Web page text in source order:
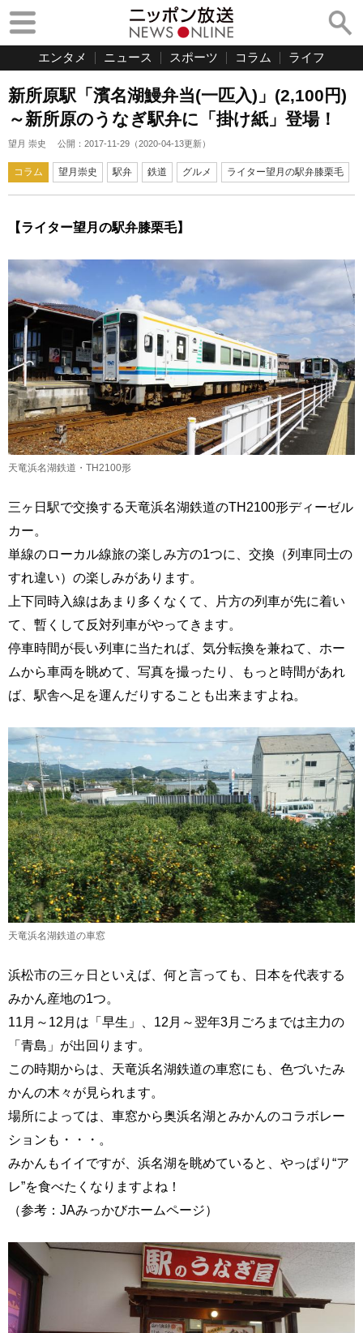
エンタメ ニュース スポーツ コラム ライフ
新所原駅「濱名湖鰻弁当(一匹入)」(2,100円)
～新所原のうなぎ駅弁に「掛け紙」登場！
望月 崇史 公開： 2017-11-29 （2020-04-13更新）
コラム 望月崇史 駅弁 鉄道 グルメ ライター望月の駅弁膝栗毛
【ライター望月の駅弁膝栗毛】
天竜浜名湖鉄道・TH2100形
三ヶ日駅で交換する天竜浜名湖鉄道のTH2100形ディーゼル
カー。
単線のローカル線旅の楽しみ方の1つに、交換（列車同士の
すれ違い）の楽しみがあります。
上下同時入線はあまり多くなくて、片方の列車が先に着い
て、暫くして反対列車がやってきます。
停車時間が長い列車に当たれば、気分転換を兼ねて、ホー
ムから車両を眺めて、写真を撮ったり、もっと時間があれ
ば、駅舎へ足を運んだりすることも出来ますよね。
天竜浜名湖鉄道の車窓
浜松市の三ヶ日といえば、何と言っても、日本を代表する
みかん産地の1つ。
11月～12月は「早生」、12月～翌年3月ごろまでは主力の
「青島」が出回ります。
この時期からは、天竜浜名湖鉄道の車窓にも、色づいたみ
かんの木々が見られます。
場所によっては、車窓から奥浜名湖とみかんのコラボレー
ションも・・・。
みかんもイイですが、浜名湖を眺めていると、やっぱり“ア
レ”を食べたくなりますよね！
（参考：JAみっかびホームページ）